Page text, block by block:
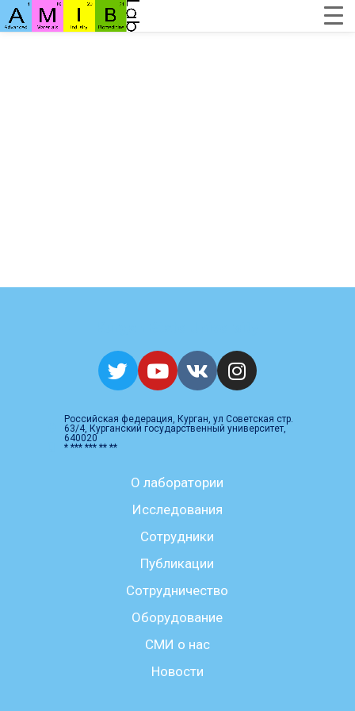
Российская федерация, Курган, ул Советская стр.
63/4, Курганский государственный университет,
640020
* *** *** ** **
О лаборатории
Исследования
Сотрудники
Публикации
Сотрудничество
Оборудование
СМИ о нас
Новости